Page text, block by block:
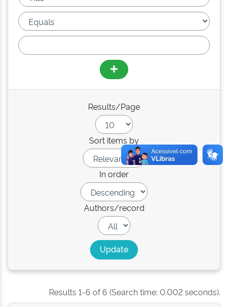
Results/Page
Sort items by
In order
Authors/record
Results 1-6 of 6 (Search time: 0.002 seconds).